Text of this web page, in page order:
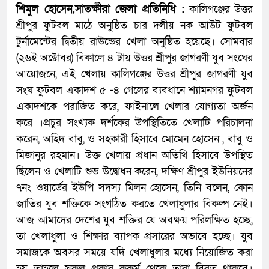
শিমুল হোসেন,সাতক্ষীরা জেলা প্রতিনিধি : কালিগঞ্জের উত্তর
শ্রীপুর ফুটবল মাঠে অনুষ্ঠিত চার দলীয় নক আউট ফুটবল
টুর্নামেন্টের দ্বিতীয় রাউন্ডের খেলা অনুষ্ঠিত হয়েছে। সোমবার
(২৬ই অক্টোবর) বিকালে ৪ টায় উত্তর শ্রীপুর জাগরণী যুব সংঘের
আয়োজনে, এই খেলায় কালিগঞ্জের উত্তর শ্রীপুর জাগরণী যুব
সংঘ ফুটবল একাদশ ৫ -৪ গেলের ব্যবধানে শ্যামনগর ফুটবল
একাদশকে পরাজিত করে, ফাইনালে খেলার যোগ্যতা অর্জন
করে ।প্রচুর সংখ্যক দর্শকের উপস্থিতিতে খেলাটি পরিচালনা
করেন, অহিদ বাবু, ও সহকারী হিসাবে মোমেন হোসেন , বাবু ও
মিজানুর রহমান। উক্ত খেলায় প্রধান অতিথি হিসাবে উপস্থিত
ছিলেন ও খেলাটি শুভ উদ্বোধন করেন, দক্ষিণ শ্রীপুর ইউনিয়নের
৭নং ওয়ার্ডের ইউপি সদস্য মিলন হোসেন, তিনি বলেন, কোন
জাতির যুব শক্তিকে সংগঠিত করতে খেলাধুলার বিকল্প নেই।
আজ আমাদের দেশের যুব শক্তির যে অবক্ষয় পরিলক্ষিত হচ্ছে,
তা খেলাধুলা ও শিক্ষার ব্যাপক প্রসারের অভাবে হচ্ছে। যুব
সমাজকে অবসর সময়ে যদি খেলাধুলার মধ্যে নিয়োজিত করা